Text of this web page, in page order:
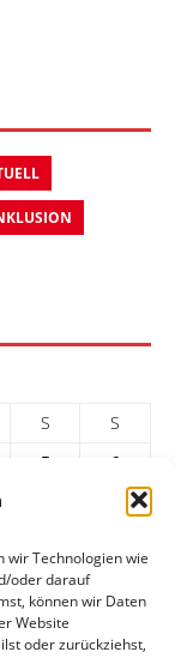
wir Technologien wie
oder darauf
können wir Daten
Website
oder zurückziehst,
S
S
5
6
26